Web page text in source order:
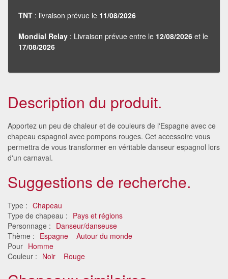
TNT : livraison prévue le 11/08/2026
Mondial Relay : Livraison prévue entre le 12/08/2026 et le
17/08/2026
Description du produit.
Apportez un peu de chaleur et de couleurs de l'Espagne avec ce
chapeau espagnol avec pompons rouges. Cet accessoire vous
permettra de vous transformer en véritable danseur espagnol lors
d'un carnaval.
Suggestions de recherche.
Type : Chapeau
Type de chapeau : Pays et régions
Personnage : Danseur/danseuse
Thème : Espagne
Autour du monde
Pour Homme
Couleur : Noir Rouge